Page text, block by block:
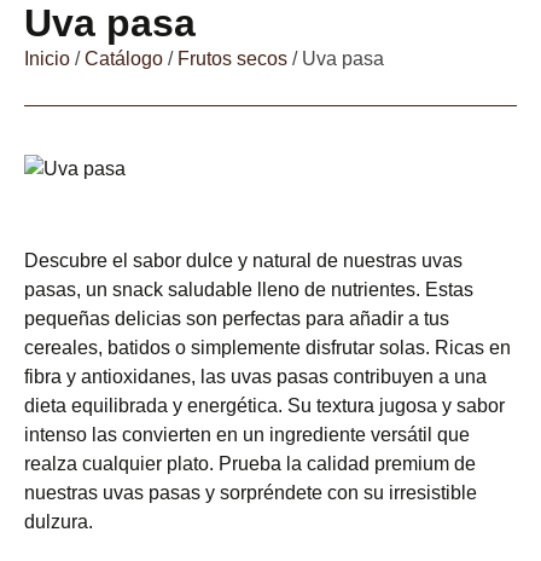
Uva pasa
Inicio /Catálogo / Frutos secos / Uva pasa
Descubre el sabor dulce y natural de nuestras uvas
pasas, un snack saludable lleno de nutrientes. Estas
pequeñas delicias son perfectas para añadir a tus
cereales, batidos o simplemente disfrutar solas. Ricas en
fibra y antioxidanes, las uvas pasas contribuyen a una
dieta equilibrada y energética. Su textura jugosa y sabor
intenso las convierten en un ingrediente versátil que
realza cualquier plato. Prueba la calidad premium de
nuestras uvas pasas y sorpréndete con su irresistible
dulzura.